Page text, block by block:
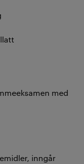
med
inngår